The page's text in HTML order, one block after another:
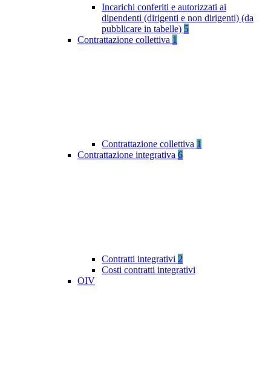
Incarichi conferiti e autorizzati ai
dipendenti (dirigenti e non dirigenti) (da
pubblicare in tabelle) 5
Contrattazione collettiva 1
Contrattazione collettiva 1
Contrattazione integrativa 6
Contratti integrativi 2
Costi contratti integrativi
OIV